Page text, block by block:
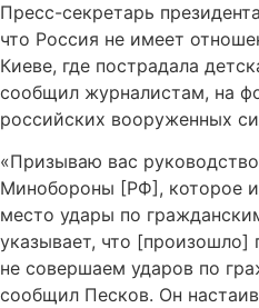
Пресс-секретарь
что Россия не имеет
Киеве, где пострадала
сообщил журналистам, на
российских вооруженных
«Призываю вас
Минобороны [РФ], которое
место удары по
указывает, что
не совершаем ударов по
сообщил Песков. Он